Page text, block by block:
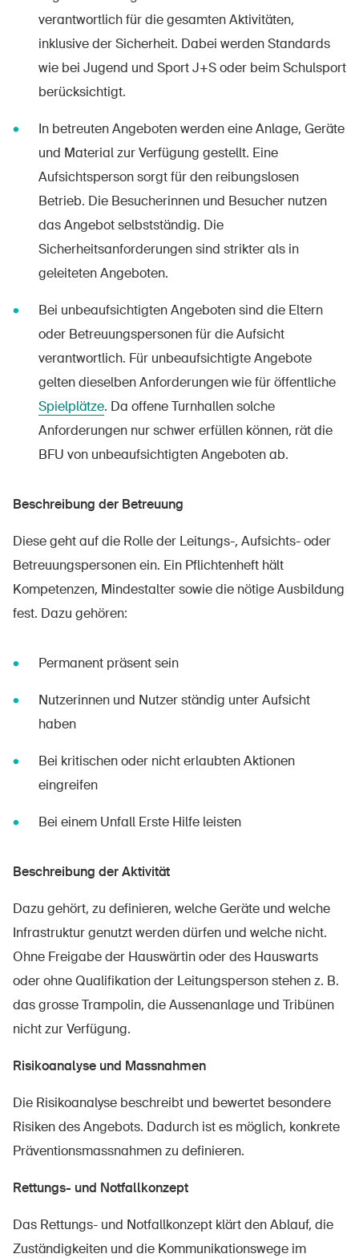
verantwortlich für die gesamten Aktivitäten,
inklusive der Sicherheit. Dabei werden Standards
wie bei Jugend und Sport J+S oder beim Schulsport
berücksichtigt.
In betreuten Angeboten werden eine Anlage, Geräte
und Material zur Verfügung gestellt. Eine
Aufsichtsperson sorgt für den reibungslosen
Betrieb. Die Besucherinnen und Besucher nutzen
das Angebot selbstständig. Die
Sicherheitsanforderungen sind strikter als in
geleiteten Angeboten.
Bei unbeaufsichtigten Angeboten sind die Eltern
oder Betreuungspersonen für die Aufsicht
verantwortlich. Für unbeaufsichtigte Angebote
gelten dieselben Anforderungen wie für öffentliche
Spielplätze. Da offene Turnhallen solche
Anforderungen nur schwer erfüllen können, rät die
BFU von unbeaufsichtigten Angeboten ab.
Beschreibung der Betreuung
Diese geht auf die Rolle der Leitungs-, Aufsichts- oder
Betreuungspersonen ein. Ein Pflichtenheft hält
Kompetenzen, Mindestalter sowie die nötige Ausbildung
fest. Dazu gehören:
Permanent präsent sein
Nutzerinnen und Nutzer ständig unter Aufsicht
haben
Bei kritischen oder nicht erlaubten Aktionen
eingreifen
Bei einem Unfall Erste Hilfe leisten
Beschreibung der Aktivität
Dazu gehört, zu definieren, welche Geräte und welche
Infrastruktur genutzt werden dürfen und welche nicht.
Ohne Freigabe der Hauswärtin oder des Hauswarts
oder ohne Qualifikation der Leitungsperson stehen z. B.
das grosse Trampolin, die Aussenanlage und Tribünen
nicht zur Verfügung.
Risikoanalyse und Massnahmen
Die Risikoanalyse beschreibt und bewertet besondere
Risiken des Angebots. Dadurch ist es möglich, konkrete
Präventionsmassnahmen zu definieren.
Rettungs- und Notfallkonzept
Das Rettungs- und Notfallkonzept klärt den Ablauf, die
Zuständigkeiten und die Kommunikationswege im